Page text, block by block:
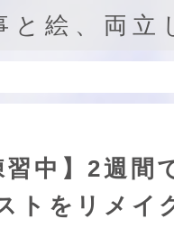
絵、両立
中】2週間
トをリメ